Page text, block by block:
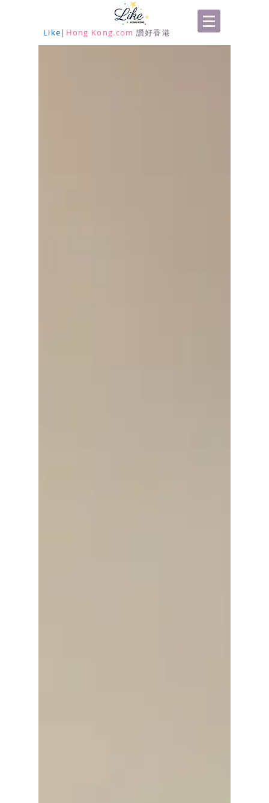
Like | Hong Kong.com 讚好香港